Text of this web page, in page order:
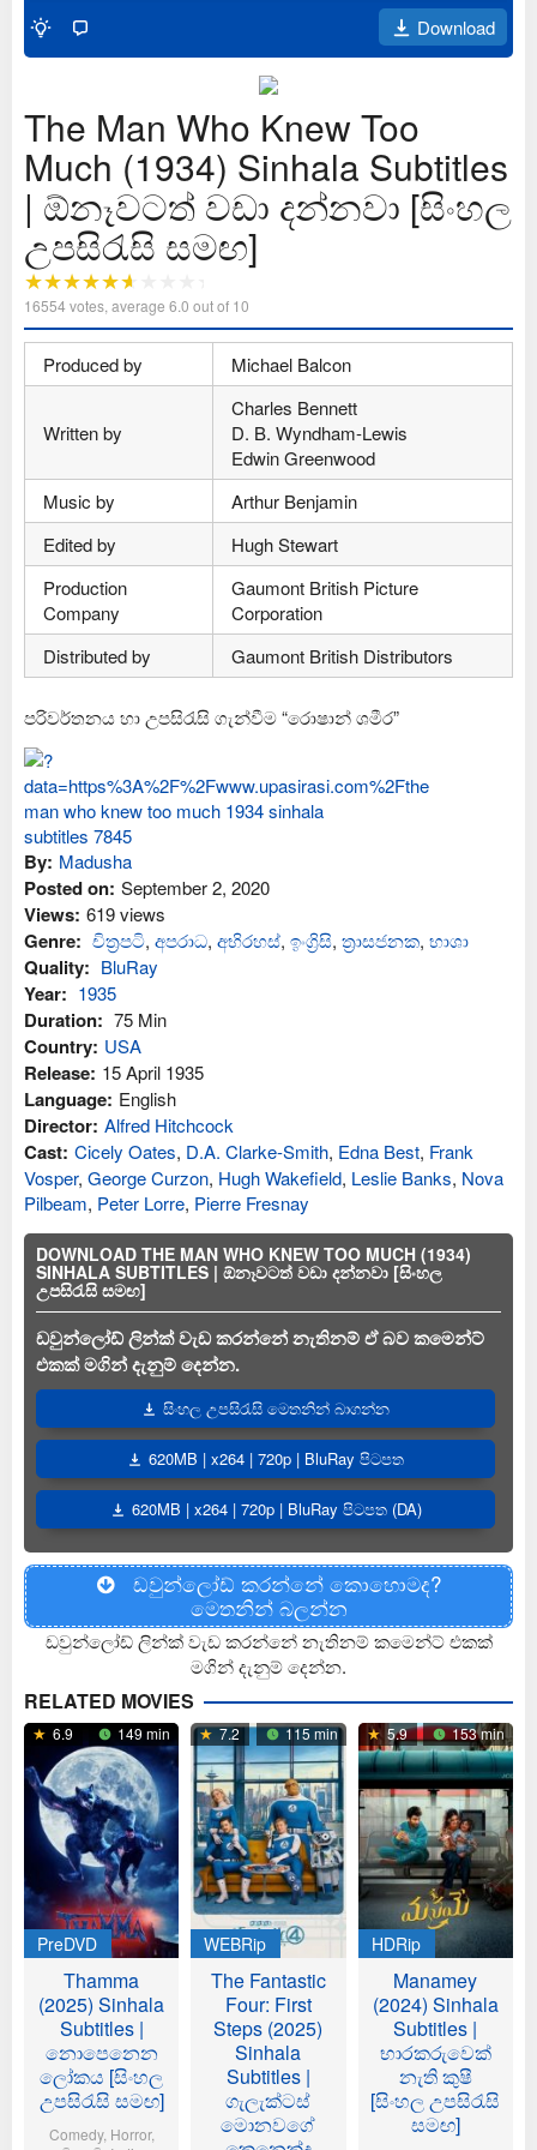
Download
The Man Who Knew Too
Much (1934) Sinhala Subtitles
| ඕනෑවටත් වඩා දන්නවා [සිංහල
උපසිරැසි සමඟ]
16554 votes, average 6.0 out of 10
Produced by Michael Balcon
Written by
Charles Bennett
D. B. Wyndham-Lewis
Edwin Greenwood
Music by
Arthur Benjamin
Edited by
Hugh Stewart
Production
Company
Gaumont British Picture
Corporation
Distributed by
Gaumont British Distributors
පරිවර්තනය හා උපසිරැසි ගැන්වීම “රොෂාන් ශමීර”
By: Madusha
Posted on: September 2, 2020
Views: 619 views
Genre: චිත්‍රපටි, අප‍රාධ, අභිරහස්, ඉංග්‍රිසි, ත්‍රාසජනක, භාශා
Quality: BluRay
Year: 1935
Duration: 75 Min
Country: USA
Release: 15 April 1935
Language: English
Director: Alfred Hitchcock
Cast: Cicely Oates, D.A. Clarke-Smith, Edna Best, Frank
Vosper, George Curzon, Hugh Wakefield, Leslie Banks, Nova
Pilbeam, Peter Lorre, Pierre Fresnay
DOWNLOAD THE MAN WHO KNEW TOO MUCH (1934)
SINHALA SUBTITLES | ඕනෑවටත් වඩා දන්නවා [සිංහල
උපසිරැසි සමඟ]
ඩවුන්ලෝඩ් ලින්ක් වැඩ කරන්නේ නැතිනම් ඒ බව කමෙන්ට්
එකක් මගින් දැනුම් දෙන්න.
සිංහල උපසිරැසි මෙතනින් බාගන්න
620MB | x264 | 720p | BluRay පිටපත
620MB | x264 | 720p | BluRay පිටපත (DA)
ඩවුන්ලෝඩ් කරන්නේ කොහොමද?
මෙතනින් බලන්න
ඩවුන්ලෝඩ් ලින්ක් වැඩ කරන්නේ නැතිනම් කමෙන්ට් එකක්
මගින් දැනුම් දෙන්න.
RELATED MOVIES
6.9 149 min
PreDVD
Thamma
(2025) Sinhala
Subtitles |
නොපෙනෙන
ලෝකය [සිංහල
උපසිරැසි සමඟ]
Comedy, Horror,
7.2 115 min
WEBRip
The Fantastic
Four: First
Steps (2025)
Sinhala
Subtitles |
ගැලැක්ටස්
මොනවගේ
5.9 153 min
HDRip
Manamey
(2024) Sinhala
Subtitles |
භාරකරුවෙක්
නැති කුෂී
[සිංහල උපසිරැසි
සමඟ]